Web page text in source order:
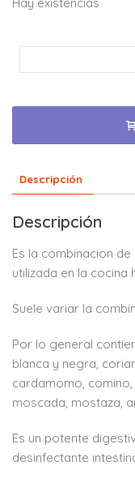
Descripción
Descripción
Es la combinacion
utilizada en la cocina
Suele variar la
Por lo general
blanca y negra,
cardamomo,
moscada, mostaza,
Es un potente
desinfectante